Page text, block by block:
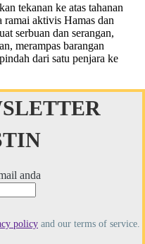
tekanan ke atas tahanan
ramai aktivis Hamas dan
serbuan dan serangan,
merampas barangan
dari satu penjara ke
anda
policy and our terms of service.